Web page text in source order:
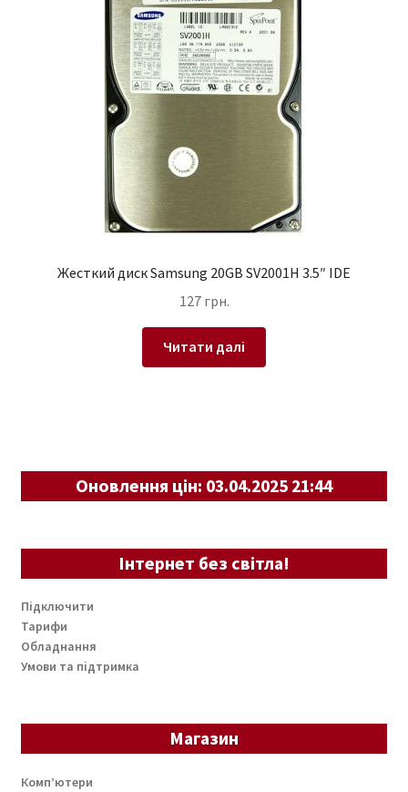
Жесткий диск Samsung 20GB SV2001H 3.5″ IDE
127 грн.
Читати далі
Оновлення цін: 03.04.2025 21:44
Інтернет без світла!
Підключити
Тарифи
Обладнання
Умови та підтримка
Магазин
Комп’ютери